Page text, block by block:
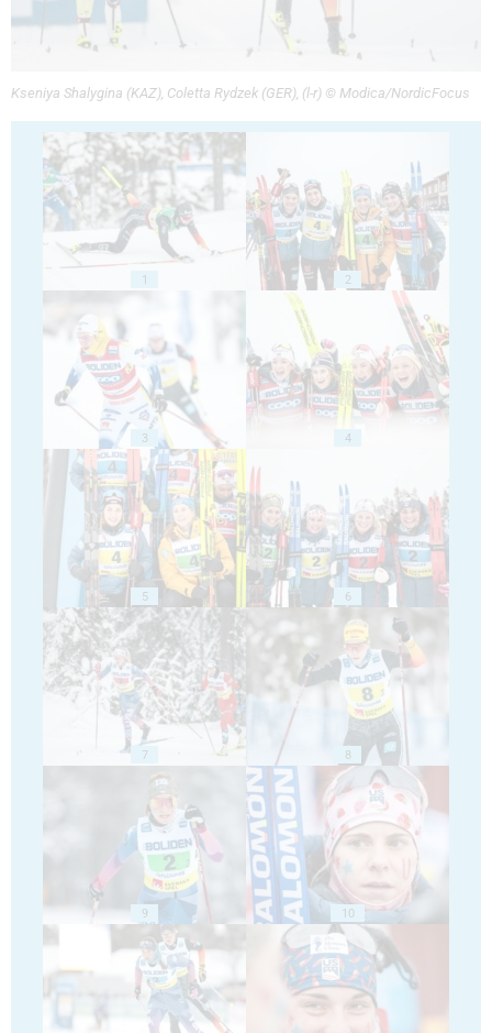
Kseniya Shalygina (KAZ), Coletta Rydzek (GER), (l-r) © Modica/NordicFocus
1 2
3 4
5 6
7 8
9 10